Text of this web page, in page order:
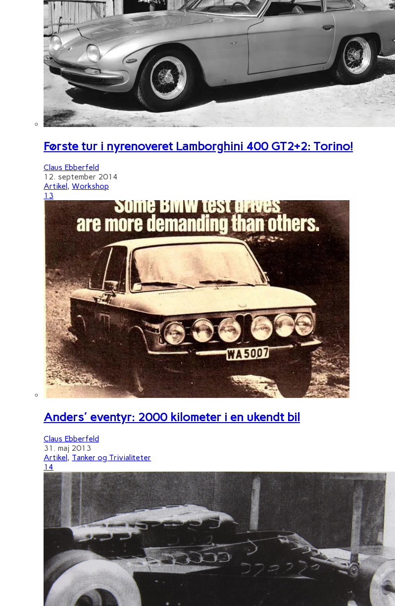
Første tur i nyrenoveret Lamborghini 400 GT2+2: Torino!
Claus Ebberfeld
12. september 2014
Artikel , Workshop
13
Anders' eventyr: 2000 kilometer i en ukendt bil
Claus Ebberfeld
31. maj 2013
Artikel , Tanker og Trivialiteter
14